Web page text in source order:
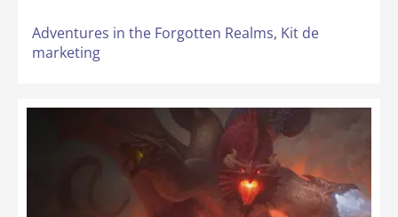
Adventures in the Forgotten Realms, Kit de
marketing